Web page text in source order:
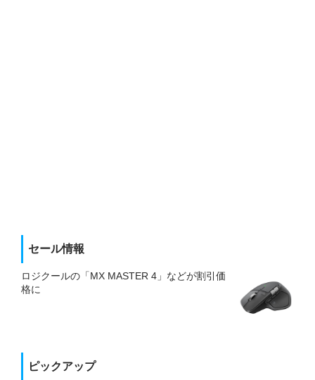
セール情報
ロジクールの「MX MASTER 4」などが割引価
格に
ピックアップ